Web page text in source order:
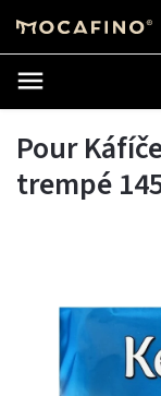
Pour
trempé